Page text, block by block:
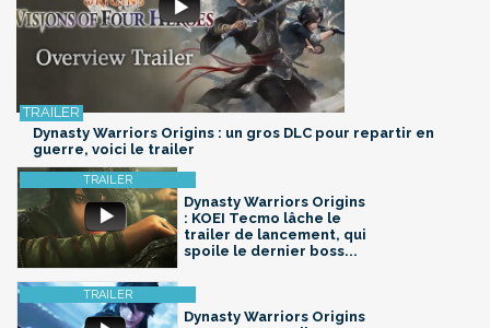
Dynasty Warriors Origins : un gros DLC pour repartir en
guerre, voici le trailer
Dynasty Warriors Origins
: KOEI Tecmo lâche le
trailer de lancement, qui
spoile le dernier boss...
Dynasty Warriors Origins